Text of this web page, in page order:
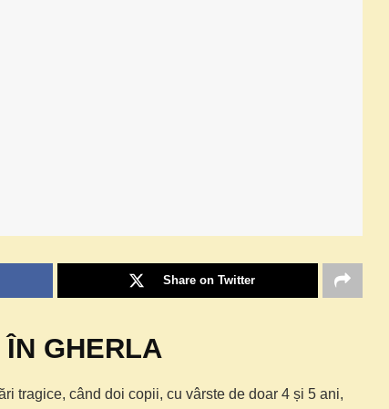
Share on Twitter
GHERLA
tragice, când doi copii, cu vârste de doar 4 și 5 ani,